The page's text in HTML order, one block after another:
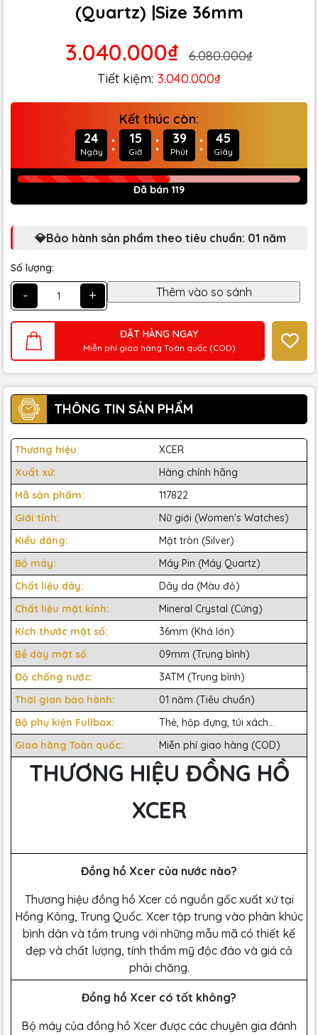
(Quartz) |Size 36mm
3.040.000₫
6.080.000₫
Tiết kiệm: 3.040.000₫
Kết thúc còn:
24
Ngày : 15
Giờ : 39
Phút : 44
Giây
Đã bán 119
💎Bảo hành sản phẩm theo tiêu chuẩn: 01 năm
Số lượng:
- +
ĐẶT HÀNG NGAY
Miễn phí giao hàng Toàn quốc (COD)
THÔNG TIN SẢN PHẨM
Thương hiệu:
XCER
Xuất xứ:
Hàng chính hãng
Mã sản phẩm:
117822
Giới tính:
Nữ giới (Women's Watches)
Kiểu dáng:
Mặt tròn (Silver)
Bộ máy:
Máy Pin (Máy Quartz)
Chất liệu dây:
Dây da (Màu đỏ)
Chất liệu mặt kính:
Mineral Crystal (Cứng)
Kích thước mặt số:
36mm (Khá lớn)
Bề dày mặt số:
09mm (Trung bình)
Độ chống nước:
3ATM (Trung bình)
Thời gian bảo hành:
01 năm (Tiêu chuẩn)
Bộ phụ kiện Fullbox:
Thẻ, hộp đựng, túi xách...
Giao hàng Toàn quốc:
Miễn phí giao hàng (COD)
THƯƠNG HIỆU ĐỒNG HỒ
XCER
Đồng hồ Xcer của nước nào?
Thương hiệu đồng hồ Xcer có nguồn gốc xuất xứ tại
Hồng Kông, Trung Quốc. Xcer tập trung vào phân khúc
bình dân và tầm trung với những mẫu mã có thiết kế
đẹp và chất lượng, tính thẩm mỹ độc đáo và giá cả
phải chăng.
Đồng hồ Xcer có tốt không?
Bộ máy của đồng hồ Xcer được các chuyên gia đánh